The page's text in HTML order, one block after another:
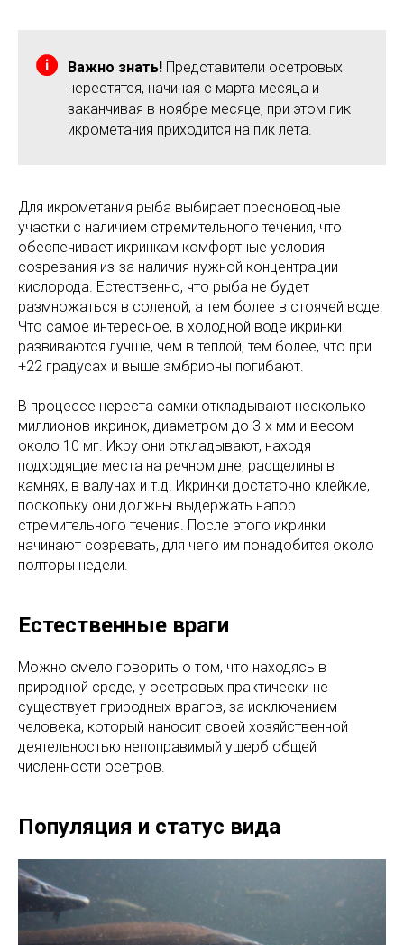
Важно знать! Представители осетровых
нерестятся, начиная с марта месяца и
заканчивая в ноябре месяце, при этом пик
икрометания приходится на пик лета.
Для икрометания рыба выбирает пресноводные
участки с наличием стремительного течения, что
обеспечивает икринкам комфортные условия
созревания из-за наличия нужной концентрации
кислорода. Естественно, что рыба не будет
размножаться в соленой, а тем более в стоячей воде.
Что самое интересное, в холодной воде икринки
развиваются лучше, чем в теплой, тем более, что при
+22 градусах и выше эмбрионы погибают.
В процессе нереста самки откладывают несколько
миллионов икринок, диаметром до 3-х мм и весом
около 10 мг. Икру они откладывают, находя
подходящие места на речном дне, расщелины в
камнях, в валунах и т.д. Икринки достаточно клейкие,
поскольку они должны выдержать напор
стремительного течения. После этого икринки
начинают созревать, для чего им понадобится около
полторы недели.
Естественные враги
Можно смело говорить о том, что находясь в
природной среде, у осетровых практически не
существует природных врагов, за исключением
человека, который наносит своей хозяйственной
деятельностью непоправимый ущерб общей
численности осетров.
Популяция и статус вида